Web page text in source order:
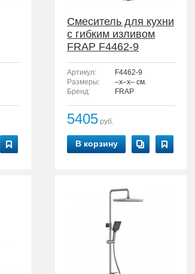
Смеситель для кухни
с гибким изливом
FRAP F4462-9
Артикул:
F4462-9
Размеры:
–x–x– см.
Бренд:
FRAP
5405 руб.
В корзину